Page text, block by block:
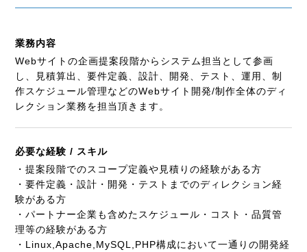
業務内容
Webサイトの企画提案段階からシステム担当として参画
し、見積算出、要件定義、設計、開発、テスト、運用、制
作スケジュール管理などのWebサイト開発/制作全体のディ
レクション業務を担当頂きます。
必要な経験 / スキル
・提案段階でのスコープ定義や見積りの経験がある方
・要件定義・設計・開発・テストまでのディレクション経
験がある方
・パートナー企業も含めたスケジュール・コスト・品質管
理等の経験がある方
・Linux,Apache,MySQL,PHP構成において一通りの開発経